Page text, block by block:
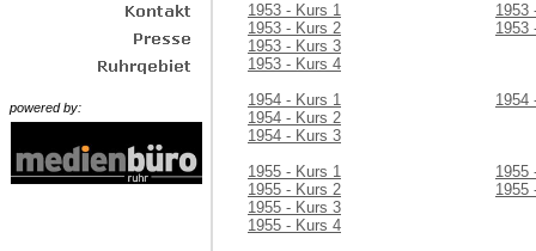
1953
1953
1954
1955
1955
1953 - Kurs 1
1953 - Kurs 2
1953 - Kurs 3
1953 - Kurs 4
1954 - Kurs 1
1954 - Kurs 2
1954 - Kurs 3
1955 - Kurs 1
1955 - Kurs 2
1955 - Kurs 3
1955 - Kurs 4
powered by: